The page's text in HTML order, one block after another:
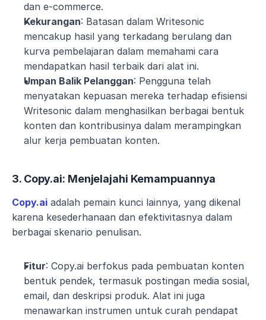
dan e-commerce.
Kekurangan: Batasan dalam Writesonic
mencakup hasil yang terkadang berulang dan
kurva pembelajaran dalam memahami cara
mendapatkan hasil terbaik dari alat ini.
Umpan Balik Pelanggan: Pengguna telah
menyatakan kepuasan mereka terhadap efisiensi
Writesonic dalam menghasilkan berbagai bentuk
konten dan kontribusinya dalam merampingkan
alur kerja pembuatan konten.
3. Copy.ai: Menjelajahi Kemampuannya
Copy.ai adalah pemain kunci lainnya, yang dikenal
karena kesederhanaan dan efektivitasnya dalam
berbagai skenario penulisan.
Fitur: Copy.ai berfokus pada pembuatan konten
bentuk pendek, termasuk postingan media sosial,
email, dan deskripsi produk. Alat ini juga
menawarkan instrumen untuk curah pendapat